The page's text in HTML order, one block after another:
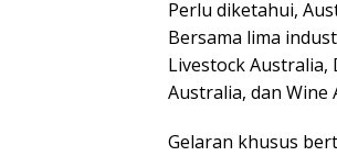
Perlu diketahui,
Bersama lima
Livestock
Australia, dan Wine
Gelaran khusus